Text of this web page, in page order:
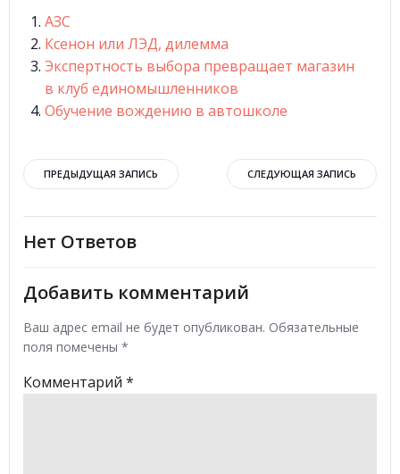
АЗС
Ксенон или ЛЭД, дилемма
Экспертность выбора превращает магазин
в клуб единомышленников
Обучение вождению в автошколе
Навигация
по
записям
ПРЕДЫДУЩАЯ ЗАПИСЬ
Навигация
по
СЛЕДУЮЩАЯ ЗАПИСЬ
Нет Ответов
Добавить комментарий
Ваш адрес email не будет опубликован. Обязательные
поля помечены *
Комментарий *